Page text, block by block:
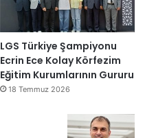
LGS Türkiye Şampiyonu
Ecrin Ece Kolay Körfezim
Eğitim Kurumlarının Gururu
18 Temmuz 2026